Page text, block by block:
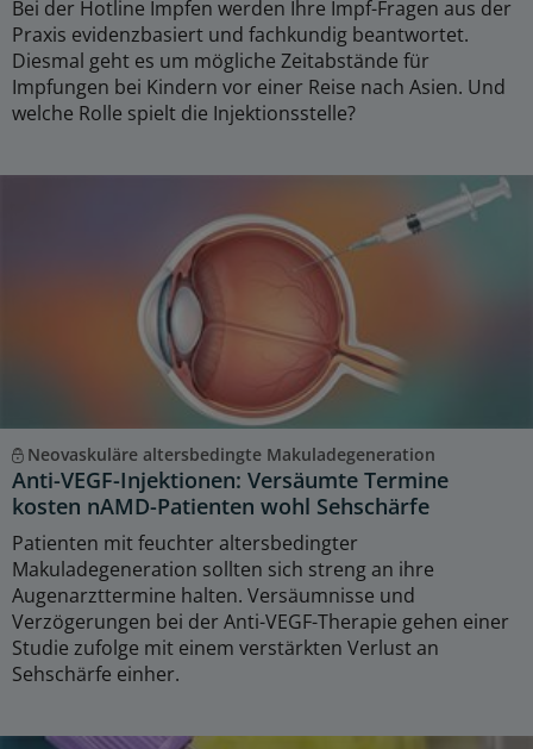
Bei der Hotline Impfen werden Ihre Impf-Fragen aus der
Praxis evidenzbasiert und fachkundig beantwortet.
Diesmal geht es um mögliche Zeitabstände für
Impfungen bei Kindern vor einer Reise nach Asien. Und
welche Rolle spielt die Injektionsstelle?
Neovaskuläre altersbedingte Makuladegeneration
Anti-VEGF-Injektionen: Versäumte Termine
kosten nAMD-Patienten wohl Sehschärfe
Patienten mit feuchter altersbedingter
Makuladegeneration sollten sich streng an ihre
Augenarzttermine halten. Versäumnisse und
Verzögerungen bei der Anti-VEGF-Therapie gehen einer
Studie zufolge mit einem verstärkten Verlust an
Sehschärfe einher.